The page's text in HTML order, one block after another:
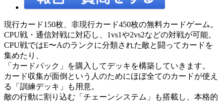
現行カード150枚、非現行カード450枚の無料カードゲーム。
CPU戦・通信対戦に対応し、1vs1や2vs2などの対戦が可能。
CPU戦ではE〜Aのランクに分類された敵と闘ってカードを
集めたり、
「カードパック」を購入してデッキを構築していきます。
カード収集が面倒という人のためにほぼ全てのカードが使え
る「訓練デッキ」も用意。
敵の行動に割り込む「チェーンシステム」も搭載し、本格的